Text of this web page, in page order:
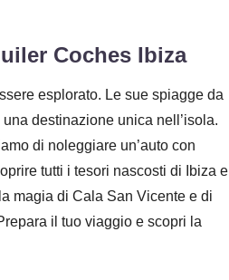
Coches Ibiza
esplorato. Le sue spiagge da
destinazione unica nell’isola.
di noleggiare un’auto con
tutti i tesori nascosti di Ibiza e
magia di Cala San Vicente e di
il tuo viaggio e scopri la